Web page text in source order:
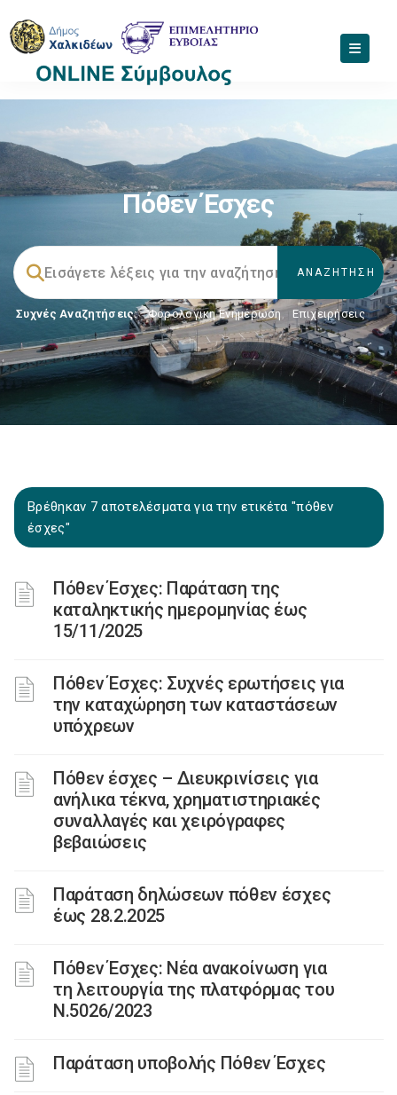
Πόθεν Έσχες
Συχνές Αναζητήσεις: Φορολογικη Ενημέρωση, Επιχειρήσεις
Βρέθηκαν 7 αποτελέσματα για την ετικέτα "πόθεν
έσχες"
Πόθεν Έσχες: Παράταση της
καταληκτικής ημερομηνίας έως
15/11/2025
Πόθεν Έσχες: Συχνές ερωτήσεις για
την καταχώρηση των καταστάσεων
υπόχρεων
Πόθεν έσχες – Διευκρινίσεις για
ανήλικα τέκνα, χρηματιστηριακές
συναλλαγές και χειρόγραφες
βεβαιώσεις
Παράταση δηλώσεων πόθεν έσχες
έως 28.2.2025
Πόθεν Έσχες: Νέα ανακοίνωση για
τη λειτουργία της πλατφόρμας του
Ν.5026/2023
Παράταση υποβολής Πόθεν Έσχες